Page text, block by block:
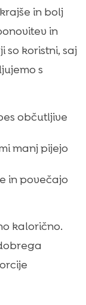
in bolj
in
so koristni, saj
s
občutljive
manj pijejo
in povečajo
kalorično.